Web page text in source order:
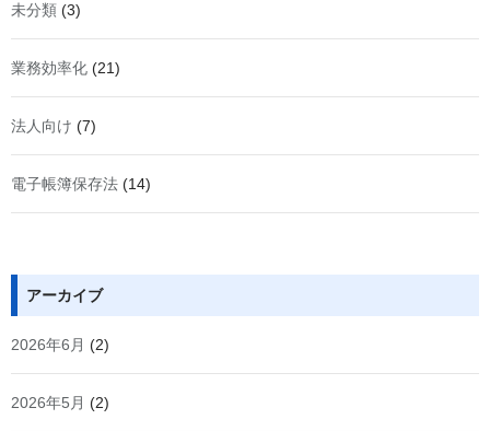
未分類 (3)
業務効率化 (21)
法人向け (7)
電子帳簿保存法 (14)
アーカイブ
2026年6月 (2)
2026年5月 (2)